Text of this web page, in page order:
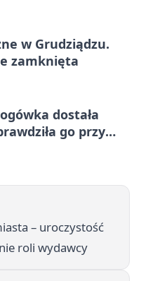
w Grudziądzu.
zamknięta
dostała
go przy
– uroczystość
roli wydawcy